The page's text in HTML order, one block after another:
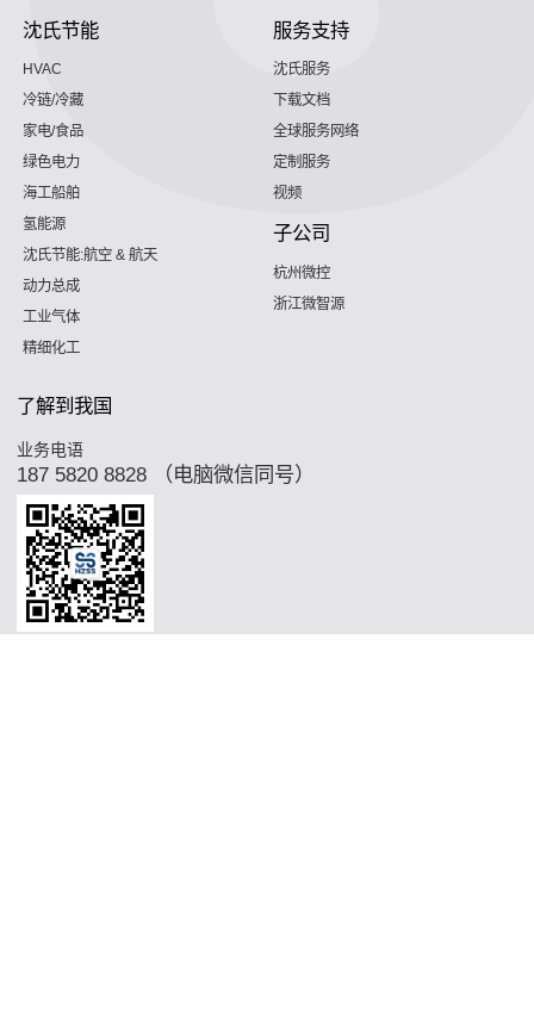
沈氏节能
HVAC
冷链/冷藏
家电/食品
绿色电力
海工船舶
氢能源
沈氏节能:航空 & 航天
动力总成
工业气体
精细化工
服务支持
沈氏服务
下载文档
全球服务网络
定制服务
视频
子公司
杭州微控
浙江微智源
了解到我国
业务电语
187 5820 8828 （电脑微信同号）